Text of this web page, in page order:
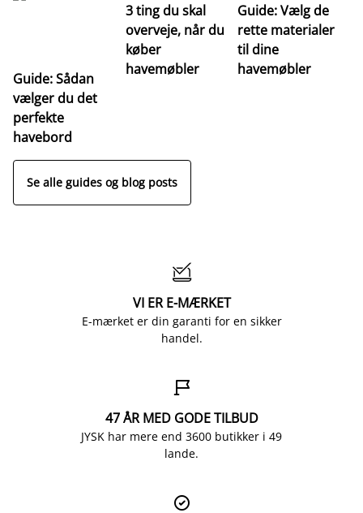
Guide: Sådan
vælger du det
perfekte
havebord
3 ting du skal
overveje, når du
køber
havemøbler
Guide: Vælg de
rette materialer
til dine
havemøbler
Se alle guides og blog posts

VI ER E-MÆRKET
E-mærket er din garanti for en sikker
handel.

47 ÅR MED GODE TILBUD
JYSK har mere end 3600 butikker i 49
lande.
